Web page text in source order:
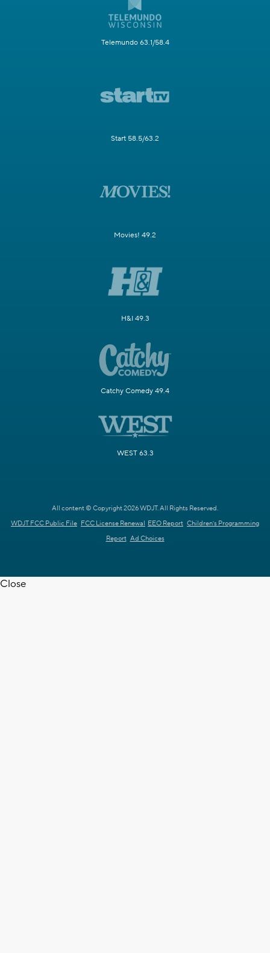
Telemundo 63.1/58.4
Start 58.5/63.2
Movies! 49.2
H&I 49.3
Catchy Comedy 49.4
WEST 63.3
All content © Copyright 2026 WDJT. All Rights Reserved.
WDJT FCC Public File FCC License Renewal EEO Report Children's Programming
Report Ad Choices
Close